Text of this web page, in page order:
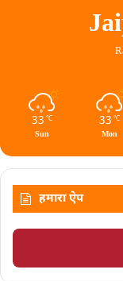
33 ℃
Sun
33 ℃
Mon
हमारा ऐप